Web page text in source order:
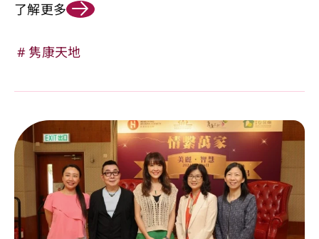
了解更多
隽康天地